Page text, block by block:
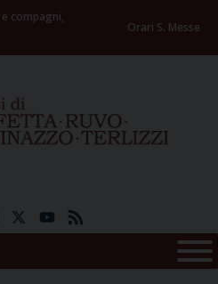
compagni,
Orari S. Messe
InstagramYouTube